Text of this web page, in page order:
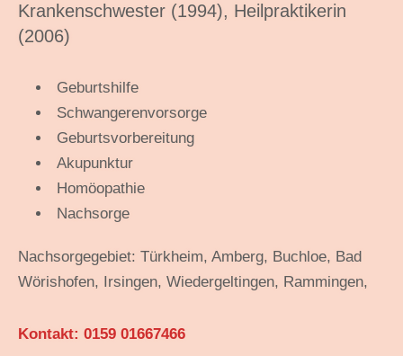
Krankenschwester (1994), Heilpraktikerin
(2006)
Geburtshilfe
Schwangerenvorsorge
Geburtsvorbereitung
Akupunktur
Homöopathie
Nachsorge
Nachsorgegebiet: Türkheim, Amberg, Buchloe, Bad
Wörishofen, Irsingen, Wiedergeltingen, Rammingen,
Kontakt: 0159 01667466